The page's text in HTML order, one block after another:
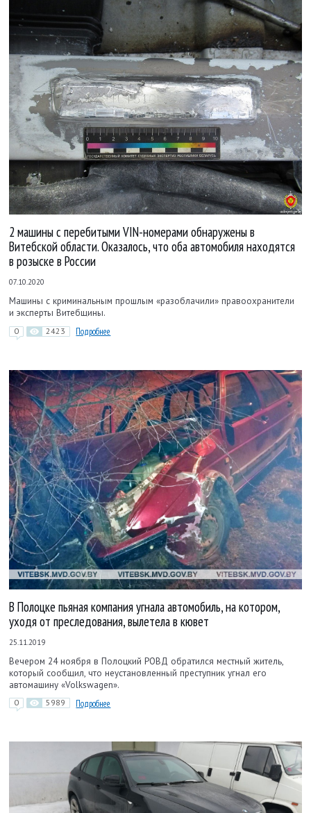
2 машины с перебитыми VIN-номерами обнаружены в
Витебской области. Оказалось, что оба автомобиля находятся
в розыске в России
07.10.2020
Машины с криминальным прошлым «разоблачили» правоохранители
и эксперты Витебщины.
0 2423 Подробнее
В Полоцке пьяная компания угнала автомобиль, на котором,
уходя от преследования, вылетела в кювет
25.11.2019
Вечером 24 ноября в Полоцкий РОВД обратился местный житель,
который сообщил, что неустановленный преступник угнал его
автомашину «Volkswagen».
0 5989 Подробнее